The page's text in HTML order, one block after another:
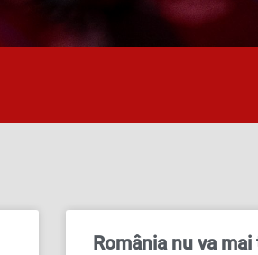
România nu va